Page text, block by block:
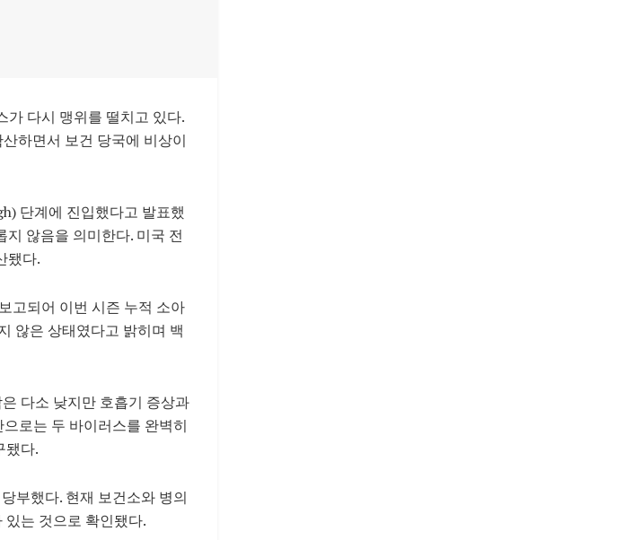
가 다시 맹위를 떨치고 있다.
하면서 보건 당국에 비상이
단계에 진입했다고 발표했
않음을 의미한다. 미국 전
됐다.
고되어 이번 시즌 누적 소아
않은 상태였다고 밝히며 백
다소 낮지만 호흡기 증상과
로는 두 바이러스를 완벽히
됐다.
부했다. 현재 보건소와 병의
는 것으로 확인됐다.